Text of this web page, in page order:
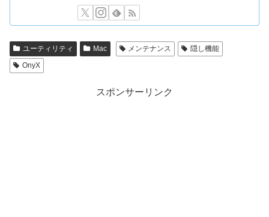
ユーティリティ Mac メンテナンス
隠し機能
OnyX
スポンサーリンク